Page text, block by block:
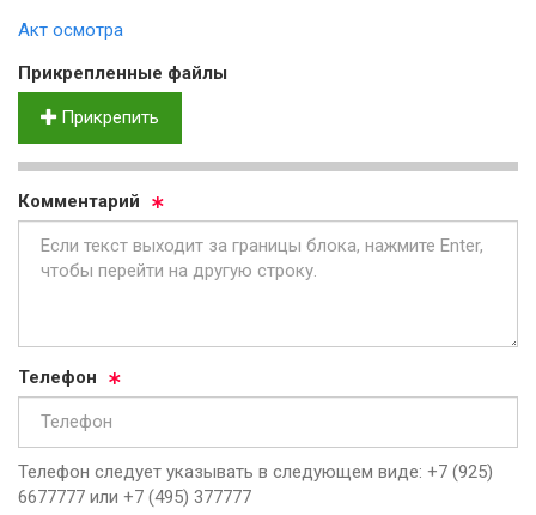
Акт осмотра
Прик­реп­лен­ные фай­лы
Прикрепить
Ком­мен­та­рий
Те­ле­фон
Телефон следует указывать в следующем виде: +7 (925)
6677777 или +7 (495) 377777